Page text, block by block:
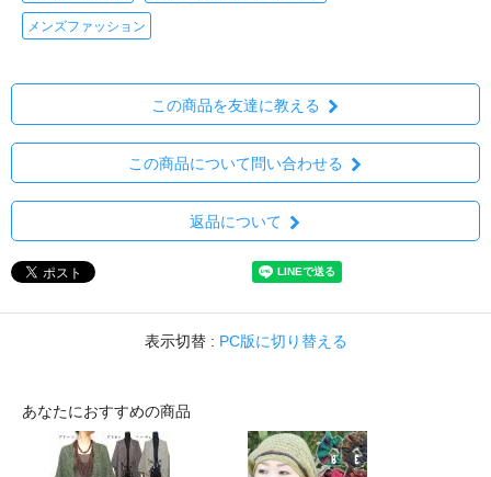
メンズファッション
この商品を友達に教える
この商品について問い合わせる
返品について
表示切替 : PC版に切り替える
あなたにおすすめの商品